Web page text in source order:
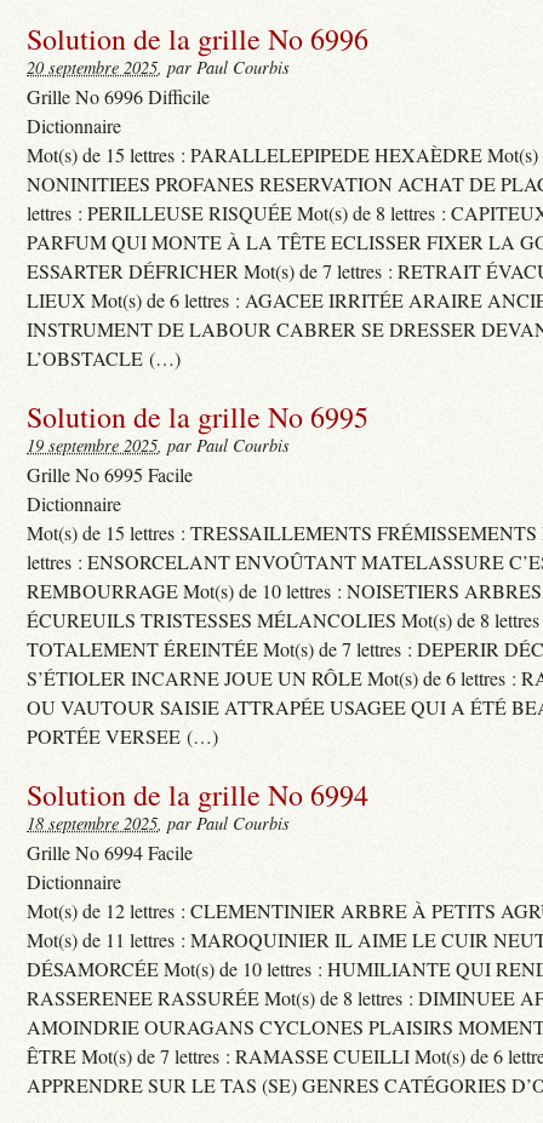
Solution de la grille No 6996
20 septembre 2025, par Paul Courbis
Grille No 6996 Difficile
Dictionnaire
Mot(s) de 15 lettres : PARALLELEPIPEDE HEXAÈDRE Mot(s)
NONINITIEES PROFANES RESERVATION ACHAT DE
lettres : PERILLEUSE RISQUÉE Mot(s) de 8 lettres :
PARFUM QUI MONTE À LA TÊTE ECLISSER FIXER LA
ESSARTER DÉFRICHER Mot(s) de 7 lettres : RETRAIT
LIEUX Mot(s) de 6 lettres : AGACEE IRRITÉE ARAIRE
INSTRUMENT DE LABOUR CABRER SE DRESSER
L’OBSTACLE (…)
Solution de la grille No 6995
19 septembre 2025, par Paul Courbis
Grille No 6995 Facile
Dictionnaire
Mot(s) de 15 lettres : TRESSAILLEMENTS FRÉMISSEMENTS
lettres : ENSORCELANT ENVOÛTANT MATELASSURE
REMBOURRAGE Mot(s) de 10 lettres : NOISETIERS
ÉCUREUILS TRISTESSES MÉLANCOLIES Mot(s) de 8
TOTALEMENT ÉREINTÉE Mot(s) de 7 lettres : DEPERIR
S’ÉTIOLER INCARNE JOUE UN RÔLE Mot(s) de 6 lettres :
OU VAUTOUR SAISIE ATTRAPÉE USAGEE QUI A ÉTÉ
PORTÉE VERSEE (…)
Solution de la grille No 6994
18 septembre 2025, par Paul Courbis
Grille No 6994 Facile
Dictionnaire
Mot(s) de 12 lettres : CLEMENTINIER ARBRE À PETITS
Mot(s) de 11 lettres : MAROQUINIER IL AIME LE CUIR
DÉSAMORCÉE Mot(s) de 10 lettres : HUMILIANTE QUI
RASSERENEE RASSURÉE Mot(s) de 8 lettres : DIMINUEE
AMOINDRIE OURAGANS CYCLONES PLAISIRS
ÊTRE Mot(s) de 7 lettres : RAMASSE CUEILLI Mot(s) de 6
APPRENDRE SUR LE TAS (SE) GENRES CATÉGORIES